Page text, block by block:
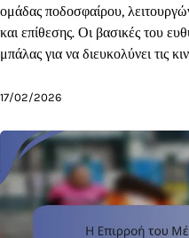
ομάδας ποδοσφαίρου,
και επίθεσης. Οι βασικές του
μπάλας για να διευκολύνει τις
17/02/2026